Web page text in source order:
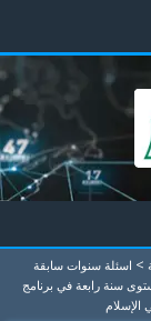
> اسئلة سنوات سابقة
سنة رابعة في برنامج